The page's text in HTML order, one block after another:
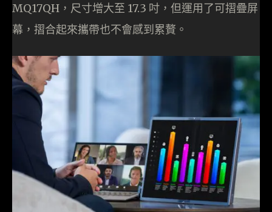
MQ17QH，尺寸增大至 17.3 吋，但運用了可摺疊屏
幕，摺合起來攜帶也不會感到累贅。